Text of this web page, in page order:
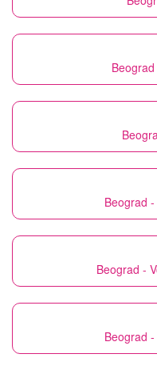
Beograd
Beograd -
Beograd